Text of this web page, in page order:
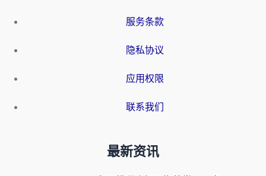
服务条款
隐私协议
应用权限
联系我们
最新资讯